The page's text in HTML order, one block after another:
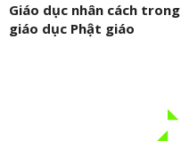
Giáo dục nhân cách trong
giáo dục Phật giáo